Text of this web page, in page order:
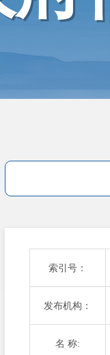
索引号：
发布机构：
名 称: